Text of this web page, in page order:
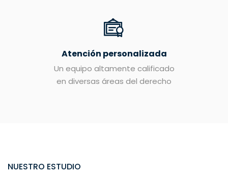
Atención personalizada
Un equipo altamente calificado
en diversas áreas del derecho
NUESTRO ESTUDIO